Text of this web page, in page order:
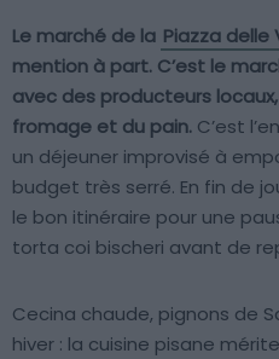
Le marché de la Piazza
mention à part. C’est le
avec des producteurs
fromage et du pain. C’est
un déjeuner improvisé à
budget très serré. En fin de
le bon itinéraire pour une
torta coi bischeri avant de
Cecina chaude, pignons de
hiver : la cuisine pisane